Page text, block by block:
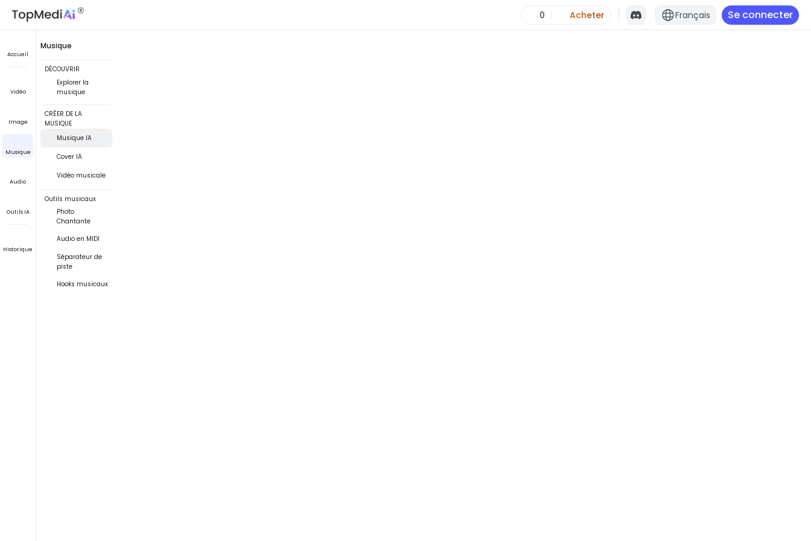
0 Acheter Français Se connecter
Accueil
Vidéo
Image
Musique
Audio
Outils IA
Historique
Musique
DÉCOUVRIR
Explorer la
musique
CRÉER DE LA
MUSIQUE
Musique IA
Cover IA
Vidéo musicale
Outils musicaux
Photo
Chantante
Audio en MIDI
Séparateur de
piste
Hooks musicaux